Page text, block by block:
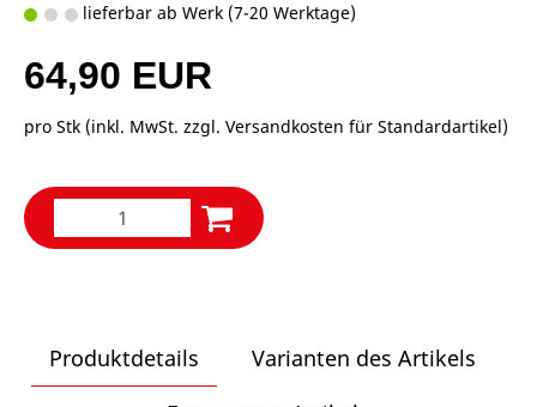
lieferbar ab Werk (7-20 Werktage)
64,90 EUR
pro Stk (inkl. MwSt. zzgl. Versandkosten für Standardartikel)
Produktdetails
Varianten des Artikels